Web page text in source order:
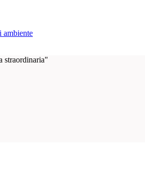
ambiente
straordinaria"